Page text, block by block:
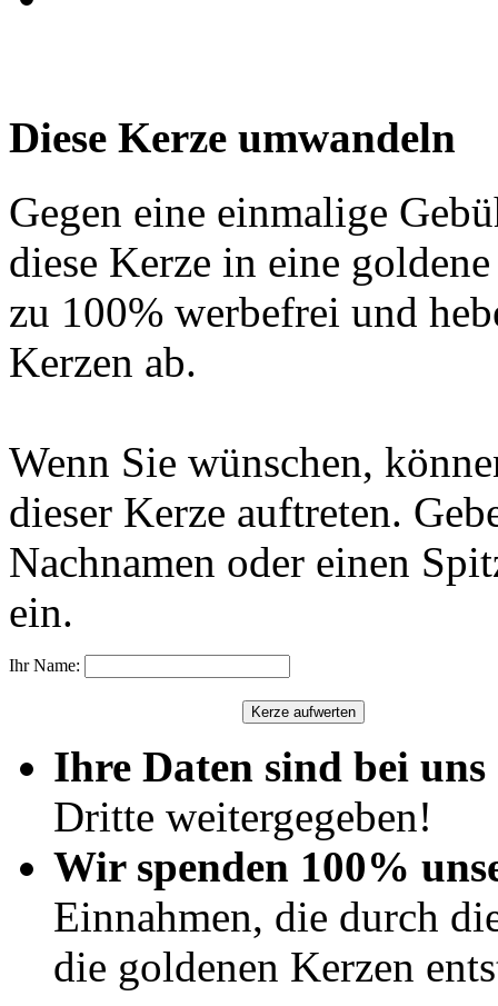
Diese Kerze umwandeln
Gegen eine einmalige
diese Kerze in eine
zu 100% werbefrei und
Kerzen ab.
Wenn Sie wünschen,
dieser Kerze auftreten.
Nachnamen oder einen
ein.
Ihr Name:
Ihre Daten sind bei uns
Dritte weitergegeben!
Wir spenden 100%
Einnahmen, die durch
die goldenen Kerzen